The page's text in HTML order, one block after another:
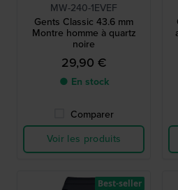
MW-240-1EVEF
Gents Classic 43.6 mm
Montre homme à quartz
noire
29,90 €
● En stock
Comparer
Voir les produits
Best-seller